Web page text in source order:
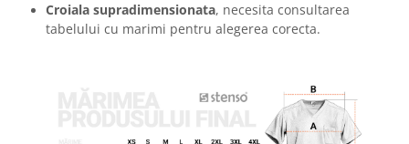
Croiala supradimensionata, necesita consultarea
tabelului cu marimi pentru alegerea corecta.